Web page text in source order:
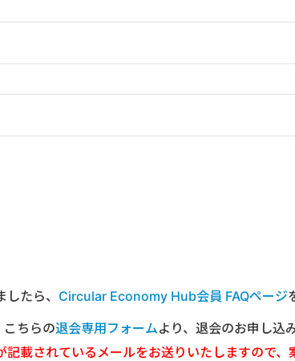
たら、 Circular Economy Hub会員 FAQページ
ちらの退会専用フォームより、退会のお申し込
載されているメールをお送りいたしますので、